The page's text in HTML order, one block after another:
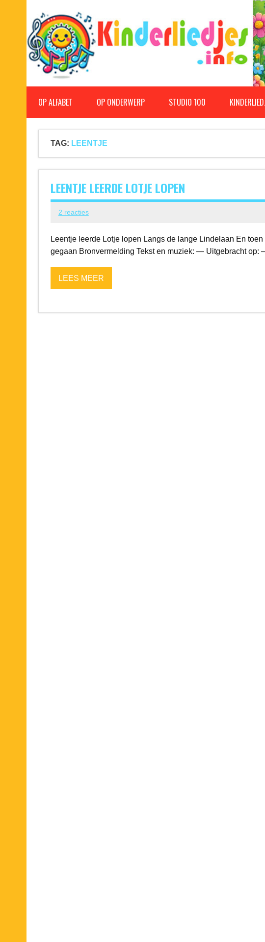
Kinderliedjes
OP ALFABET OP ONDERWERP STUDIO 100
TAG: LEENTJE
LEENTJE LEERDE LOTJE LOPEN
2 reacties
Leentje leerde Lotje lopen Langs de lange Lindelaan En
gegaan Bronvermelding Tekst en muziek: — Uitgebracht op:
LEES MEER